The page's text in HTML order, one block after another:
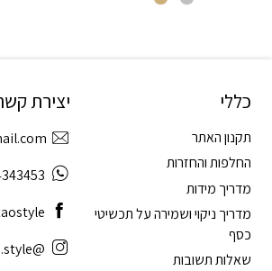
כללי
תקנון האתר
החלפות והחזרות
מדריך מידות
מדריך ניקוי ושמירה על תכשיטי
כסף
שאלות תשובות
יצירת
@tao.style